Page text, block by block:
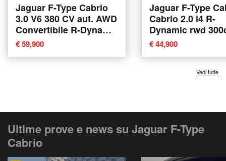
Jaguar F-Type Cabrio
3.0 V6 380 CV aut. AWD
Convertibile R-Dynamic
del 2020 usata a Cuneo
€ 59,900
Jaguar F-Type
Cabrio 2.0 i4 R-
Dynamic rwd
auto del 2022
Varese
€ 44,900
Vedi tutte
Ultime prove e news su Jaguar F-Type
Cabrio